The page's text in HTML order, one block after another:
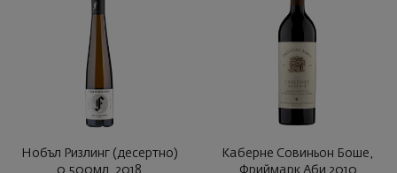
Нобъл Ризлинг (десертно)
0.500мл. 2018
Каберне Совиньон Боше,
Фриймарк Аби 2010